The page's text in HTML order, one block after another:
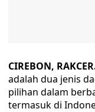
CIREBON,
adalah dua jenis
pilihan dalam
termasuk di